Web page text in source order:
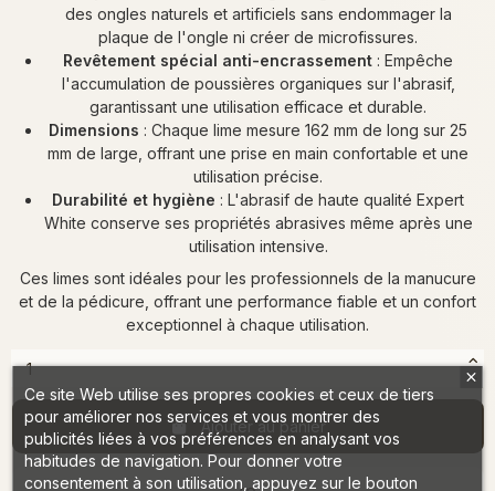
des ongles naturels et artificiels sans endommager la
plaque de l'ongle ni créer de microfissures.
Revêtement spécial anti-encrassement : Empêche
l'accumulation de poussières organiques sur l'abrasif,
garantissant une utilisation efficace et durable.
Dimensions : Chaque lime mesure 162 mm de long sur 25
mm de large, offrant une prise en main confortable et une
utilisation précise.
Durabilité et hygiène : L'abrasif de haute qualité Expert
White conserve ses propriétés abrasives même après une
utilisation intensive.
Ces limes sont idéales pour les professionnels de la manucure
et de la pédicure, offrant une performance fiable et un confort
exceptionnel à chaque utilisation.
Ajouter au panier
Ce site Web utilise ses propres cookies et ceux de tiers
pour améliorer nos services et vous montrer des
publicités liées à vos préférences en analysant vos
habitudes de navigation. Pour donner votre
consentement à son utilisation, appuyez sur le bouton